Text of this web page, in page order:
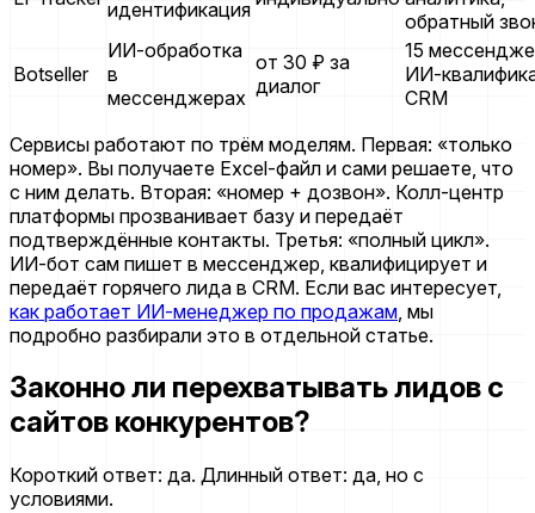
идентификация
обратный
Botseller
ИИ-обработка
в
мессенджерах
от 30 ₽ за
диалог
15
ИИ-
CRM
Сервисы работают по трём моделям. Первая: «только
номер». Вы получаете Excel-файл и сами решаете, что
с ним делать. Вторая: «номер + дозвон». Колл-центр
платформы прозванивает базу и передаёт
подтверждённые контакты. Третья: «полный цикл».
ИИ-бот сам пишет в мессенджер, квалифицирует и
передаёт горячего лида в CRM. Если вас интересует,
как работает ИИ-менеджер по продажам , мы
подробно разбирали это в отдельной статье.
Законно ли перехватывать лидов с
сайтов конкурентов?
Короткий ответ: да. Длинный ответ: да, но с
условиями.